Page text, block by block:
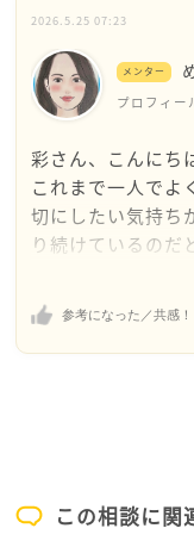
書かれている内容
人で抱えてこられ
ご家族との関係、
そして「仲良くし
どれも軽いもので
わってきました
これだけ多くの問
にすべてを解決す
まずは、扱う範囲
がでしょうか
相談機関から「距
彩さんは、家族と
さまを大切に思う
2026.5.25 07:23
メンター
プロフィー
彩さん、こんにち
これまで一人でよ
切にしたい気持ち
り続けているのだ
なければ」と背
にしてみてくださ
具体的には、会う
をメモすると、相
もつながります。
参考になった／共感！
この相談に関